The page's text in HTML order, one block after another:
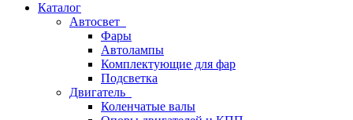
Каталог
Автосвет
Фары
Автолампы
Комплектующие для фар
Подсветка
Двигатель
Коленчатые валы